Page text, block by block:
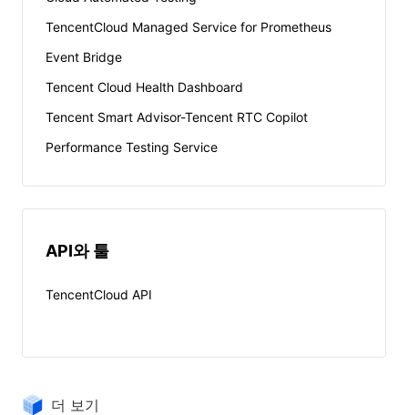
TencentCloud Managed Service for Prometheus
Event Bridge
Tencent Cloud Health Dashboard
Tencent Smart Advisor-Tencent RTC Copilot
Performance Testing Service
API와 툴
TencentCloud API
더 보기